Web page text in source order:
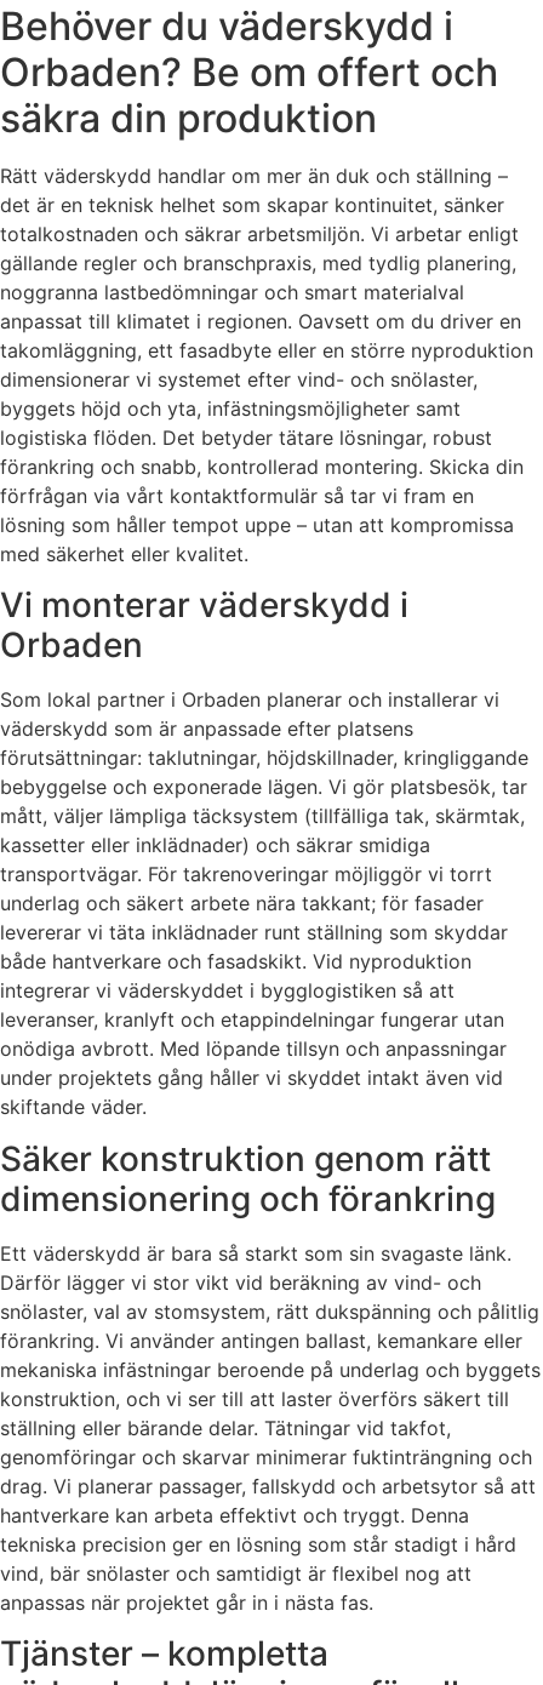
Behöver du väderskydd i
Orbaden? Be om offert och
säkra din produktion
Rätt väderskydd handlar om mer än duk och ställning –
det är en teknisk helhet som skapar kontinuitet, sänker
totalkostnaden och säkrar arbetsmiljön. Vi arbetar enligt
gällande regler och branschpraxis, med tydlig planering,
noggranna lastbedömningar och smart materialval
anpassat till klimatet i regionen. Oavsett om du driver en
takomläggning, ett fasadbyte eller en större nyproduktion
dimensionerar vi systemet efter vind- och snölaster,
byggets höjd och yta, infästningsmöjligheter samt
logistiska flöden. Det betyder tätare lösningar, robust
förankring och snabb, kontrollerad montering. Skicka din
förfrågan via vårt kontaktformulär så tar vi fram en
lösning som håller tempot uppe – utan att kompromissa
med säkerhet eller kvalitet.
Vi monterar väderskydd i
Orbaden
Som lokal partner i Orbaden planerar och installerar vi
väderskydd som är anpassade efter platsens
förutsättningar: taklutningar, höjdskillnader, kringliggande
bebyggelse och exponerade lägen. Vi gör platsbesök, tar
mått, väljer lämpliga täcksystem (tillfälliga tak, skärmtak,
kassetter eller inklädnader) och säkrar smidiga
transportvägar. För takrenoveringar möjliggör vi torrt
underlag och säkert arbete nära takkant; för fasader
levererar vi täta inklädnader runt ställning som skyddar
både hantverkare och fasadskikt. Vid nyproduktion
integrerar vi väderskyddet i bygglogistiken så att
leveranser, kranlyft och etappindelningar fungerar utan
onödiga avbrott. Med löpande tillsyn och anpassningar
under projektets gång håller vi skyddet intakt även vid
skiftande väder.
Säker konstruktion genom rätt
dimensionering och förankring
Ett väderskydd är bara så starkt som sin svagaste länk.
Därför lägger vi stor vikt vid beräkning av vind- och
snölaster, val av stomsystem, rätt dukspänning och pålitlig
förankring. Vi använder antingen ballast, kemankare eller
mekaniska infästningar beroende på underlag och byggets
konstruktion, och vi ser till att laster överförs säkert till
ställning eller bärande delar. Tätningar vid takfot,
genomföringar och skarvar minimerar fuktinträngning och
drag. Vi planerar passager, fallskydd och arbetsytor så att
hantverkare kan arbeta effektivt och tryggt. Denna
tekniska precision ger en lösning som står stadigt i hård
vind, bär snölaster och samtidigt är flexibel nog att
anpassas när projektet går in i nästa fas.
Tjänster – kompletta